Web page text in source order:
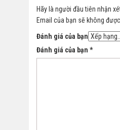
Hãy là người đầu tiên nhận
Email của bạn sẽ không
Đánh giá của bạn
Đánh giá của bạn *